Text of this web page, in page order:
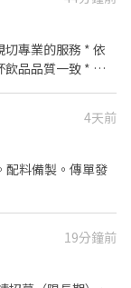
安區光復南路286
濟南路二段66號
📍台北市中正區
號 👉松山
台北民權店📍台
北市松山區南京
東路四段57號 👉
號 台北101店📍
北市文山區木新路
30號 .˚⊹ ⁺‧
車油資補貼 🔧 汽
飲品品質一致 * 負
4天前
配料備製。傳單發
19分鐘前